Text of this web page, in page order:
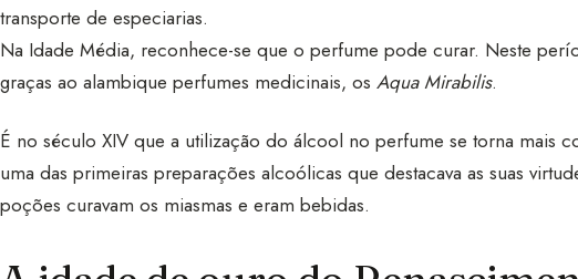
transporte de especiarias.
Na Idade Média, reconhece-se que o perfume pode curar. Neste
graças ao alambique perfumes medicinais, os Aqua Mirabilis.
É no século XIV que a utilização do álcool no perfume se torna mais
uma das primeiras preparações alcoólicas que destacava as suas
poções curavam os miasmas e eram bebidas.